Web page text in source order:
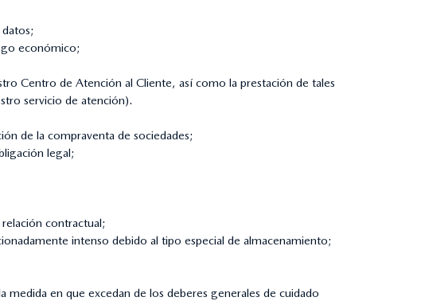
económico;
Centro de Atención al Cliente, así como la prestación de tales
servicio de atención).
de la compraventa de sociedades;
legal;
contractual;
intenso debido al tipo especial de almacenamiento;
en que excedan de los deberes generales de cuidado